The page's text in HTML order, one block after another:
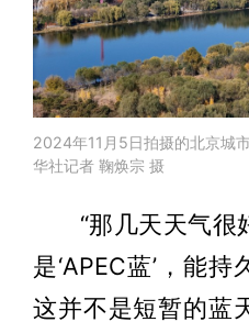
2024年11月5日拍摄的北京城
华社记者 鞠焕宗 摄
“那几天天气很
是‘APEC蓝’，能
这并不是短暂的蓝